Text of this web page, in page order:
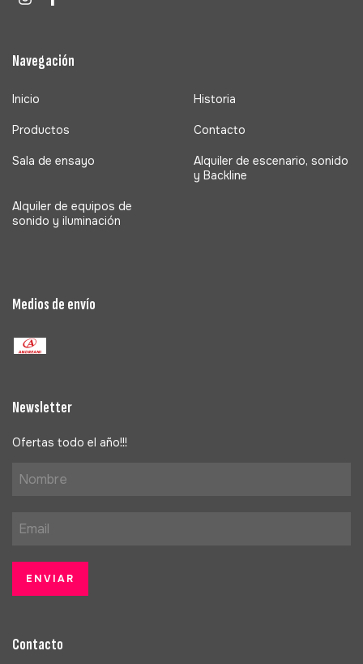
Navegación
Inicio Historia
Productos Contacto
Sala de ensayo
Alquiler de escenario, sonido
y Backline
Alquiler de equipos de
sonido y iluminación
Medios de envío
Newsletter
Ofertas todo el año!!!
Contacto